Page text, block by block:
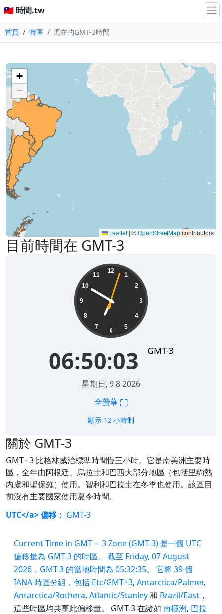
🇹🇼 時間.tw
首頁 時區 現在的GMT-3時間
目前時間在 GMT-3
12
1
2
3
4
5
6
7
8
9
10
11
06:50:03 GMT-3
星期日, 9 8 2026
全螢幕 ⛶
顯示 12 小時制
關於 GMT-3
GMT−3 比格林威治標準時間慢三小時。它是南美洲主要時
區，全年由阿根廷、烏拉圭和巴西大部分地區（包括里約熱
內盧和聖保羅）使用。智利和巴拉圭在冬季也使用。該區目
前沒有主要國家使用夏令時間。
UTC</a> 偏移： GMT-3
+
−
Leaflet | ©OpenStreetMapcontributors
Current Time in GMT − 3 Zone (GMT-3) 是一個 UTC
偏移量為 GMT-3 的時區。 截至 Friday, 07 August
2026，GMT-3 的當地時間為 05:32:35。 它將 39 個
IANA 時區分組，包括 Etc/GMT+3, Antarctica/Palmer,
Antarctica/Rothera, Atlantic/Stanley和 Brazil/East ，
這些時區均共享此偏移量。 GMT-3 在諸如 南極洲, 巴拉